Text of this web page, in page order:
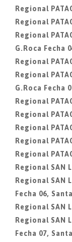
Regional
Regional
Regional
G.Roca Fecha
Regional
Regional
G.Roca Fecha
Regional
Regional
Regional
Regional
Regional
Regional SAN
Regional SAN
Fecha 06,
Regional SAN
Regional SAN
Fecha 07,